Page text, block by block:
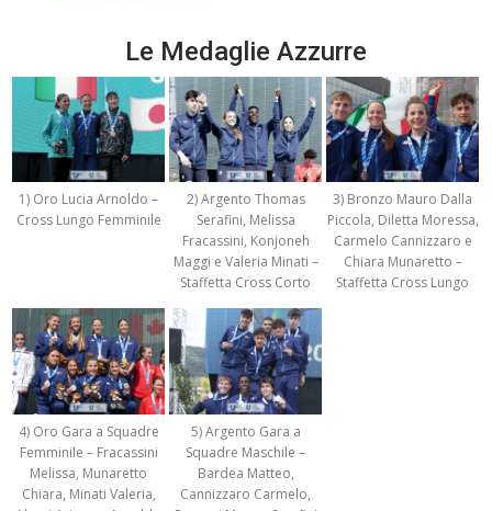
Le Medaglie Azzurre
1) Oro Lucia Arnoldo –
Cross Lungo Femminile
2) Argento Thomas
Serafini, Melissa
Fracassini, Konjoneh
Maggi e Valeria Minati –
Staffetta Cross Corto
3) Bronzo Mauro Dalla
Piccola, Diletta Moressa,
Carmelo Cannizzaro e
Chiara Munaretto –
Staffetta Cross Lungo
4) Oro Gara a Squadre
Femminile – Fracassini
Melissa, Munaretto
Chiara, Minati Valeria,
5) Argento Gara a
Squadre Maschile –
Bardea Matteo,
Cannizzaro Carmelo,